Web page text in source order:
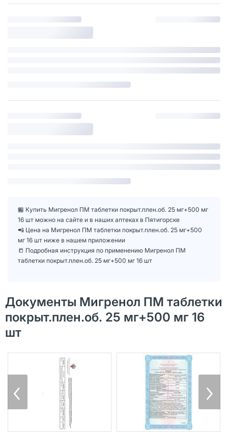
🏪 Купить Мигренол ПМ таблетки покрыт.плен.об. 25 мг+500 мг
16 шт можно на сайте и в наших аптеках в Пятигорске
📲 Цена на Мигренол ПМ таблетки покрыт.плен.об. 25 мг+500
мг 16 шт ниже в нашем приложении
📒 Подробная инструкция по применению Мигренол ПМ
таблетки покрыт.плен.об. 25 мг+500 мг 16 шт
Документы Мигренол ПМ таблетки
покрыт.плен.об. 25 мг+500 мг 16
шт